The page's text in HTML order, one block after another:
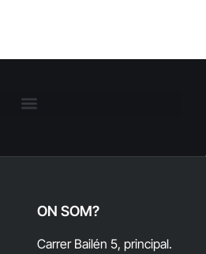
ON SOM?
Carrer Bailén 5, principal.